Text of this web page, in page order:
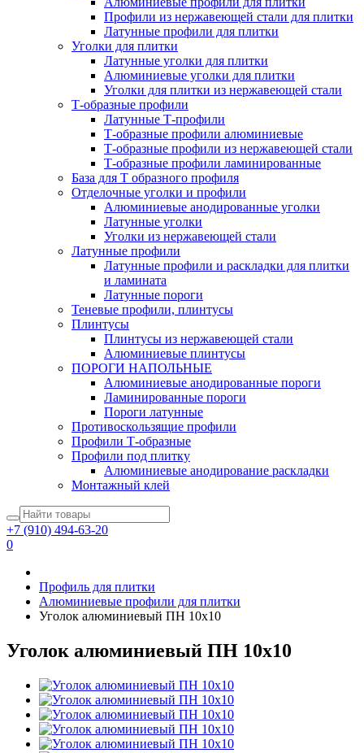
Профили из нержавеющей стали для плитки
Латунные профили для плитки
Уголки для плитки
Латунные уголки для плитки
Алюминиевые уголки для плитки
Уголки для плитки из нержавеющей стали
Т-образные профили
Латунные Т-профили
Т-образные профили алюминиевые
Т-образные профили из нержавеющей стали
Т-образные профили ламинированные
База для Т образного профиля
Отделочные уголки и профили
Алюминиевые анодированные уголки
Латунные уголки
Уголки из нержавеющей стали
Латунные профили
Латунные профили и раскладки для плитки
и ламината
Латунные пороги
Теневые профили, плинтусы
Плинтусы
Плинтусы из нержавеющей стали
Алюминиевые плинтусы
ПОРОГИ НАПОЛЬНЫЕ
Алюминиевые анодированные пороги
Ламинированные пороги
Пороги латунные
Противоскользящие профили
Профили Т-образные
Профили под плитку
Алюминиевые анодирование раскладки
Монтажный клей
+7 (910) 494-63-20
0
Профиль для плитки
Алюминиевые профили для плитки
Уголок алюминиевый ПН 10х10
Уголок алюминиевый ПН 10х10